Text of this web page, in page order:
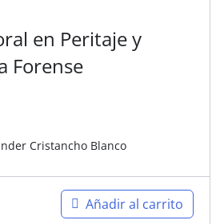
en Peritaje y
Forense
Cristancho Blanco
Añadir al carrito